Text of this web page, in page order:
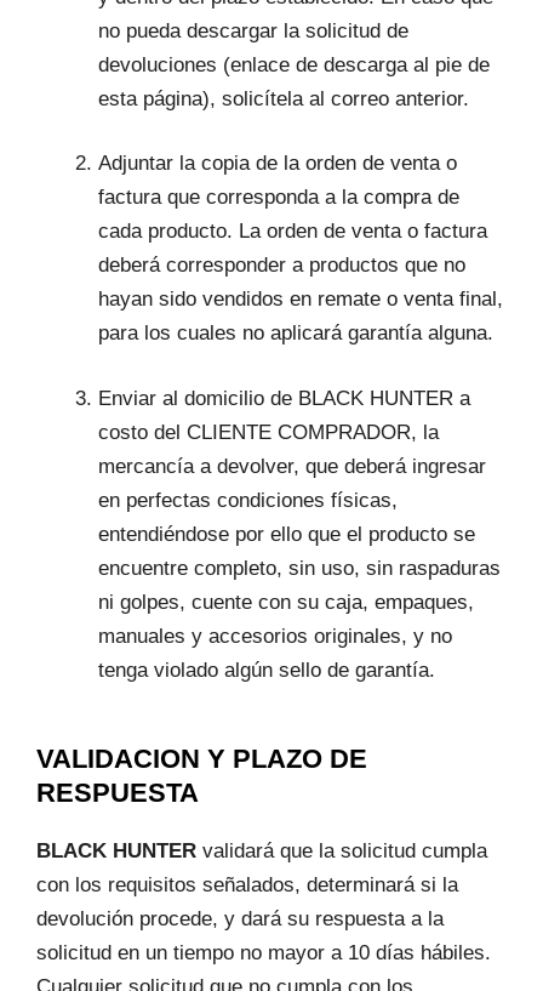
no pueda descargar la solicitud de
devoluciones (enlace de descarga al pie de
esta página), solicítela al correo anterior.
Adjuntar la copia de la orden de venta o
factura que corresponda a la compra de
cada producto. La orden de venta o factura
deberá corresponder a productos que no
hayan sido vendidos en remate o venta final,
para los cuales no aplicará garantía alguna.
Enviar al domicilio de BLACK HUNTER a
costo del CLIENTE COMPRADOR, la
mercancía a devolver, que deberá ingresar
en perfectas condiciones físicas,
entendiéndose por ello que el producto se
encuentre completo, sin uso, sin raspaduras
ni golpes, cuente con su caja, empaques,
manuales y accesorios originales, y no
tenga violado algún sello de garantía.
VALIDACION Y PLAZO DE
RESPUESTA
BLACK HUNTER validará que la solicitud cumpla
con los requisitos señalados, determinará si la
devolución procede, y dará su respuesta a la
solicitud en un tiempo no mayor a 10 días hábiles.